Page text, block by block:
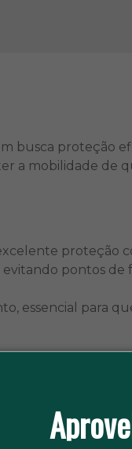
busca proteção
a mobilidade de
proteção
pontos
essencial para
proteção
e garanta um